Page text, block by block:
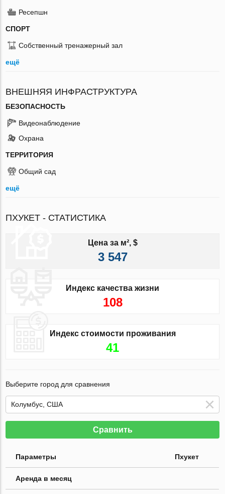
Ресепшн
СПОРТ
Собственный тренажерный зал
ещё
ВНЕШНЯЯ ИНФРАСТРУКТУРА
БЕЗОПАСНОСТЬ
Видеонаблюдение
Охрана
ТЕРРИТОРИЯ
Общий сад
ещё
ПХУКЕТ - СТАТИСТИКА
Цена за м², $
3 547
Индекс качества жизни
108
Индекс стоимости проживания
41
Выберите город для сравнения
Сравнить
Параметры Пхукет
Аренда в месяц